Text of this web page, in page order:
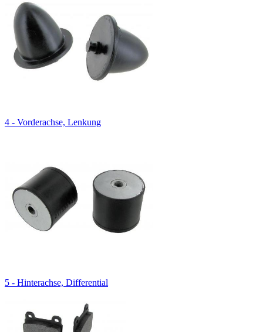
4 - Vorderachse, Lenkung
5 - Hinterachse, Differential